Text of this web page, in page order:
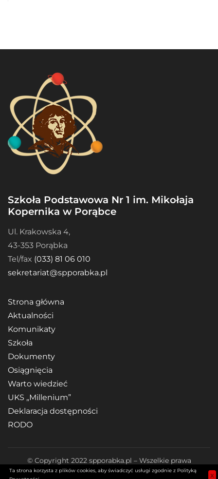
Szkoła Podstawowa Nr 1 im. Mikołaja
Kopernika w Porąbce
Ul. Krakowska 4,
43-353 Porąbka
Tel/fax (033) 81 06 010
sekretariat@spporabka.pl
Strona główna
Aktualności
Komunikaty
Szkoła
Dokumenty
Osiągnięcia
Warto wiedzieć
UKS „Millenium”
Deklaracja dostępności
RODO
© Copyright 2022 spporabka.pl – Wszelkie prawa
zastrzeżone. Realizacja:Diseneo|Polityka prywatności
Ta strona korzysta z plików cookies, aby świadczyć usługi zgodnie z Polityką
x